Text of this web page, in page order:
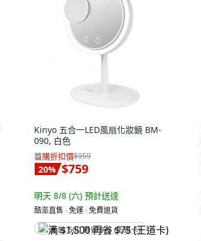
Kinyo 五合一LED風扇化妝鏡 BM-
090, 白色
首購折扣價$959
20% $759
明天 8/8 (六) 預計送達
酷澎直售 ∙ 免運 ∙ 免費退貨
满 $1,500 再省 $75 (王道卡)